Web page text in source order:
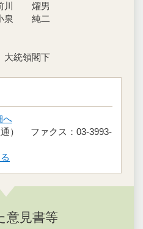
燿男
泉 純二
統領閣下
へ
通） ファクス：03-3993-
意見書等